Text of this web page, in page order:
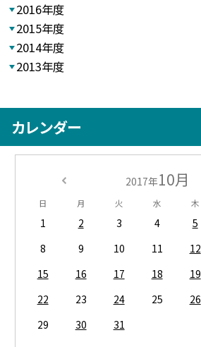
2016年度
2015年度
2014年度
2013年度
カレンダー
2017年10月
日 月 火 水 木
1 2 3 4 5
8
9 10 11 12
15
16 17 18 19
22
23 24 25 26
29
30 31